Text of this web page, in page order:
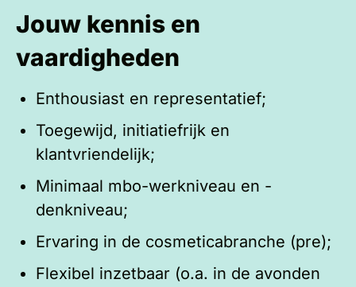
Jouw kennis en
vaardigheden
Enthousiast en representatief;
Toegewijd, initiatiefrijk en
klantvriendelijk;
Minimaal mbo-werkniveau en -
denkniveau;
Ervaring in de cosmeticabranche (pre);
Flexibel inzetbaar (o.a. in de avonden